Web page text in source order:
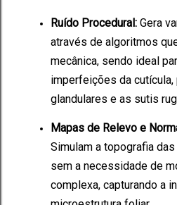
Ruído Procedural: Gera
através de algoritmos
mecânica, sendo ideal
imperfeições da cutícula,
glandulares e as sutis
Mapas de Relevo e
Simulam a topografia
sem a necessidade de
complexa, capturando a